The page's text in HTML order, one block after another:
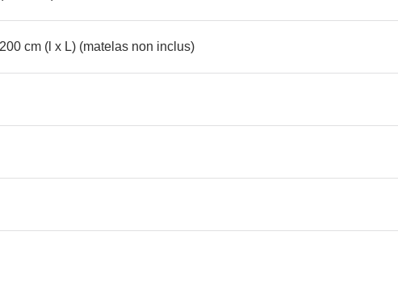
cm (l x L) (matelas non inclus)